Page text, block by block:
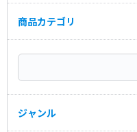
商品カテゴリ
ジャンル